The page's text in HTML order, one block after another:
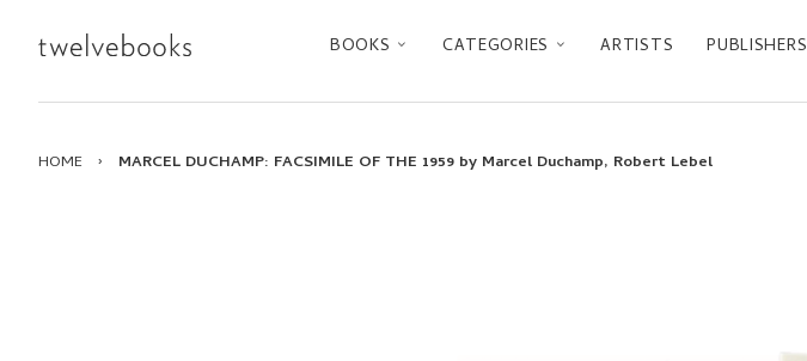
BOOKS CATEGORIES ARTISTS PUBLISHERS
HOME › MARCEL DUCHAMP: FACSIMILE OF THE 1959 by Marcel Duchamp, Robert Lebel